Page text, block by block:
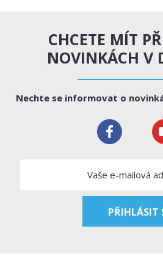
CHCETE MÍT
NOVINKÁCH V
Nechte se informovat o